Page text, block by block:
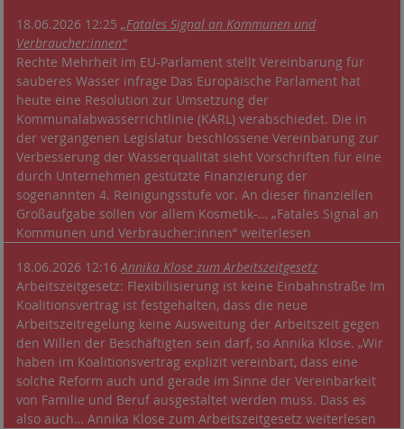
18.06.2026 12:25„Fatales Signal an Kommunen und
Verbraucher:innen“
Rechte Mehrheit im EU-Parlament stellt Vereinbarung für
sauberes Wasser infrage Das Europäische Parlament hat
heute eine Resolution zur Umsetzung der
Kommunalabwasserrichtlinie (KARL) verabschiedet. Die in
der vergangenen Legislatur beschlossene Vereinbarung zur
Verbesserung der Wasserqualität sieht Vorschriften für eine
durch Unternehmen gestützte Finanzierung der
sogenannten 4. Reinigungsstufe vor. An dieser finanziellen
Großaufgabe sollen vor allem Kosmetik-… „Fatales Signal an
Kommunen und Verbraucher:innen“ weiterlesen
18.06.2026 12:16Annika Klose zum Arbeitszeitgesetz
Arbeitszeitgesetz: Flexibilisierung ist keine Einbahnstraße Im
Koalitionsvertrag ist festgehalten, dass die neue
Arbeitszeitregelung keine Ausweitung der Arbeitszeit gegen
den Willen der Beschäftigten sein darf, so Annika Klose. „Wir
haben im Koalitionsvertrag explizit vereinbart, dass eine
solche Reform auch und gerade im Sinne der Vereinbarkeit
von Familie und Beruf ausgestaltet werden muss. Dass es
also auch… Annika Klose zum Arbeitszeitgesetz weiterlesen